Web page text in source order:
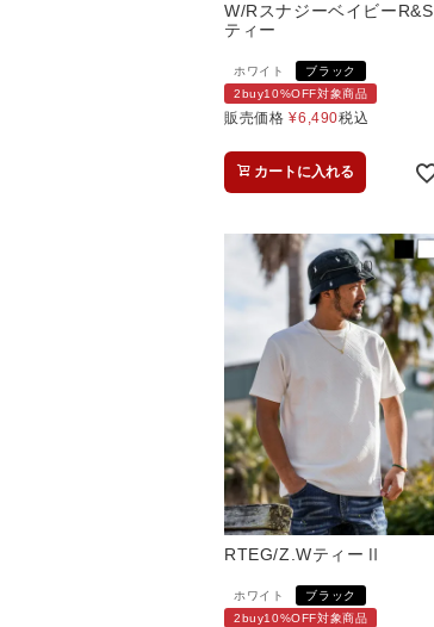
W/RスナジーベイビーR&S
ティー
ホワイト
ブラック
2buy10%OFF対象商品
販売価格 ¥6,490税込
カートに入れる
RTEG/Z.WティーⅡ
ホワイト
ブラック
2buy10%OFF対象商品